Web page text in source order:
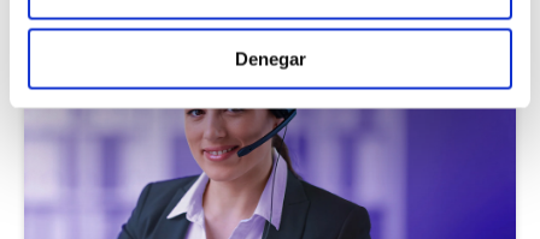
Denegar